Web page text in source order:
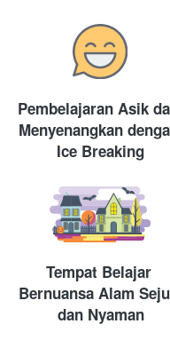
Pembelajaran Asik
Menyenangkan
Ice Breaking
Tempat Belajar
Bernuansa Alam
dan Nyaman